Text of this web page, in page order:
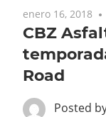
enero 16, 2018
CBZ
Road
Posted